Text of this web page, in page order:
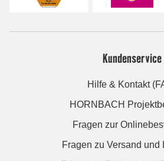
Kundenservice
Hilfe & Kontakt
HORNBACH
Fragen zur
Fragen zu Versand und